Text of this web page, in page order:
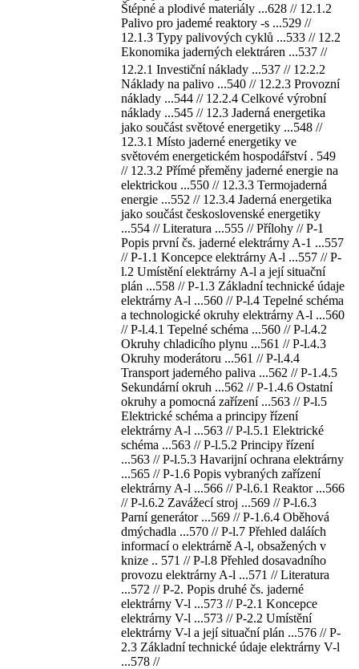
Štépné a plodivé materiály ...628 // 12.1.2
Palivo pro jademé reaktory -s ...529 //
12.1.3 Typy palivových cyklů ...533 // 12.2
Ekonomika jaderných elektráren ...537 //
12.2.1 Investiční náklady ...537 // 12.2.2
Náklady na palivo ...540 // 12.2.3 Provozní
náklady ...544 // 12.2.4 Celkové výrobní
náklady ...545 // 12.3 Jaderná energetika
jako součást světové energetiky ...548 //
12.3.1 Místo jaderné energetiky ve
světovém energetickém hospodářství . 549
// 12.3.2 Přímé přeměny jaderné energie na
elektrickou ...550 // 12.3.3 Termojaderná
energie ...552 // 12.3.4 Jaderná energetika
jako součást československé energetiky
...554 // Literatura ...555 // Přílohy // P-1
Popis první čs. jaderné elektrárny A-1 ...557
// P-1.1 Koncepce elektrárny A-l ...557 // P-
l.2 Umístění elektrárny А-l a její situační
plán ...558 // P-1.3 Základní technické údaje
elektrárny A-l ...560 // P-l.4 Tepelné schéma
a technologické okruhy elektrárny A-l ...560
// P-l.4.1 Tepelné schéma ...560 // P-l.4.2
Okruhy chladicího plynu ...561 // P-l.4.3
Okruhy moderátoru ...561 // P-l.4.4
Transport jaderného paliva ...562 // P-1.4.5
Sekundární okruh ...562 // P-1.4.6 Ostatní
okruhy a pomocná zařízení ...563 // P-l.5
Elektrické schéma a principy řízení
elektrárny A-l ...563 // P-l.5.1 Elektrické
schéma ...563 // P-l.5.2 Principy řízení
...563 // P-l.5.3 Havarijní ochrana elektrárny
...565 // P-1.6 Popis vybraných zařízení
elektrárny A-l ...566 // P-l.6.1 Reaktor ...566
// P-l.6.2 Zavážecí stroj ...569 // P-l.6.3
Parní generátor ...569 // P-1.6.4 Oběhová
dmýchadla ...570 // P-l.7 Přehled daláích
informací o elektrárně A-l, obsažených v
knize .. 571 // P-l.8 Přehled dosavadního
provozu elektrárny A-l ...571 // Literatura
...572 // P-2. Popis druhé čs. jaderné
elektrárny V-l ...573 // P-2.1 Koncepce
elektrárny V-l ...573 // P-2.2 Umístění
elektrárny V-l a její situační plán ...576 // P-
2.3 Základní technické údaje elektrárny V-l
...578 //